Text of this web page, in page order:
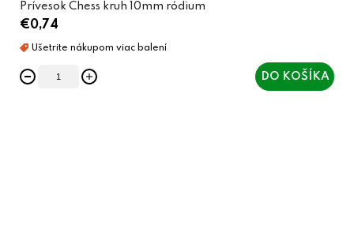
Prívesok Chess kruh 10mm ródium
€0,74
DO KOŠÍKA